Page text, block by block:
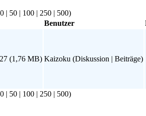
| 50 | 100 | 250 | 500)
Benutzer
(1,76 MB) Kaizoku (Diskussion | Beiträge)
| 50 | 100 | 250 | 500)